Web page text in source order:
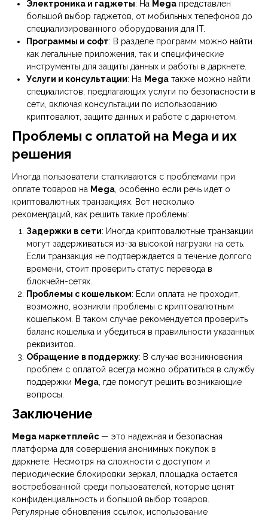
Электроника и гаджеты: На Mega представлен
большой выбор гаджетов, от мобильных телефонов до
специализированного оборудования для IT.
Программы и софт: В разделе программ можно найти
как легальные приложения, так и специфические
инструменты для защиты данных и работы в даркнете.
Услуги и консультации: На Mega также можно найти
специалистов, предлагающих услуги по безопасности в
сети, включая консультации по использованию
криптовалют, защите данных и работе с даркнетом.
Проблемы с оплатой на Mega и их
решения
Иногда пользователи сталкиваются с проблемами при
оплате товаров на Mega , особенно если речь идет о
криптовалютных транзакциях. Вот несколько
рекомендаций, как решить такие проблемы:
Задержки в сети: Иногда криптовалютные транзакции
могут задерживаться из-за высокой нагрузки на сеть.
Если транзакция не подтверждается в течение долгого
времени, стоит проверить статус перевода в
блокчейн-сетях.
Проблемы с кошельком: Если оплата не проходит,
возможно, возникли проблемы с криптовалютным
кошельком. В таком случае рекомендуется проверить
баланс кошелька и убедиться в правильности указанных
реквизитов.
Обращение в поддержку: В случае возникновения
проблем с оплатой всегда можно обратиться в службу
поддержки Mega , где помогут решить возникающие
вопросы.
Заключение
Mega маркетплейс — это надежная и безопасная
платформа для совершения анонимных покупок в
даркнете. Несмотря на сложности с доступом и
периодические блокировки зеркал, площадка остается
востребованной среди пользователей, которые ценят
конфиденциальность и большой выбор товаров.
Регулярные обновления ссылок, использование